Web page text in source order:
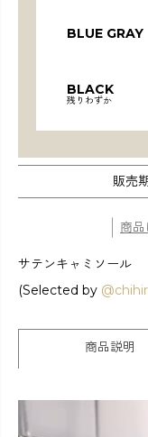
BLUE GRAY
BLACK
残りわずか
販売
商
サテンキャミソール
(Selected by
商品説明